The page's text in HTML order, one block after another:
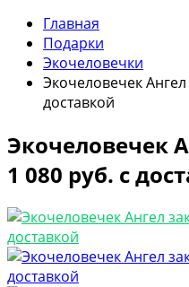
Главная
Подарки
Экочеловечки
Экочеловечек Ангел
доставкой
Экочеловечек
1 080 руб. с